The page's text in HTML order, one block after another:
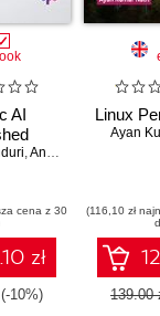
AI
,Anand Oka
cena z 30
zł
(-10%)
Linux
Ayan
(116,10 zł
139.00